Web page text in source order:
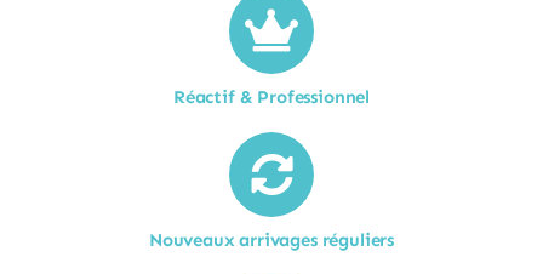
Réactif & Professionnel
Nouveaux arrivages réguliers